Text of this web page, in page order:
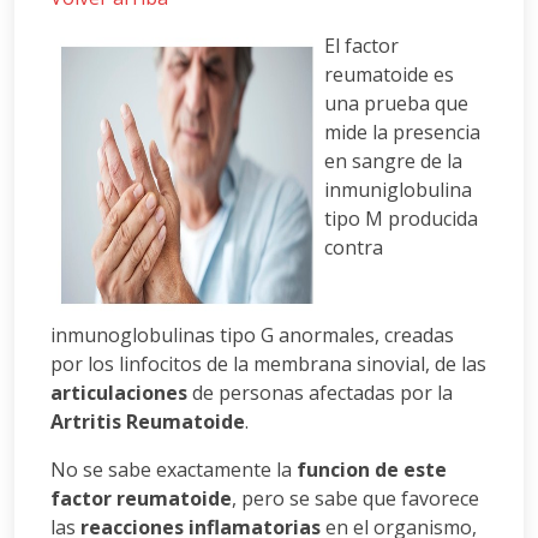
El factor
reumatoide es
una prueba que
mide la presencia
en sangre de la
inmuniglobulina
tipo M producida
contra
inmunoglobulinas tipo G anormales, creadas
por los linfocitos de la membrana sinovial, de las
articulacionesde personas afectadas por la
Artritis Reumatoide.
No se sabe exactamente la funcion de este
factor reumatoide, pero se sabe que favorece
las reacciones inflamatoriasen el organismo,